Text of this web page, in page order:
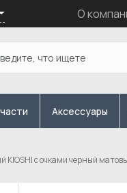
О
Аксессуары
с очками черный